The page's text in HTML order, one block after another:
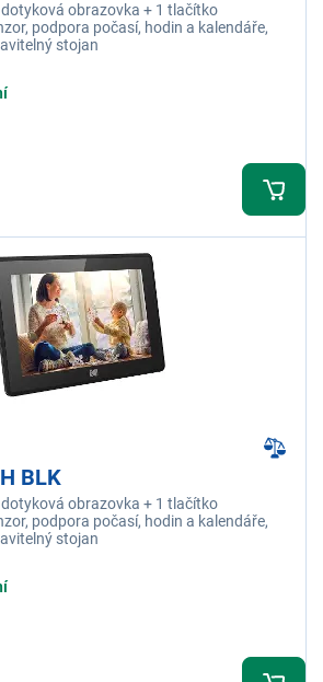
obrazovka + 1 tlačítko
podpora počasí, hodin a kalendáře,
stojan
BLK
obrazovka + 1 tlačítko
podpora počasí, hodin a kalendáře,
stojan